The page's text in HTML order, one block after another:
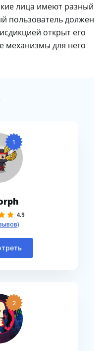
лица имеют разный
пользователь должен
открыт его
механизмы для него
1
4.9
2